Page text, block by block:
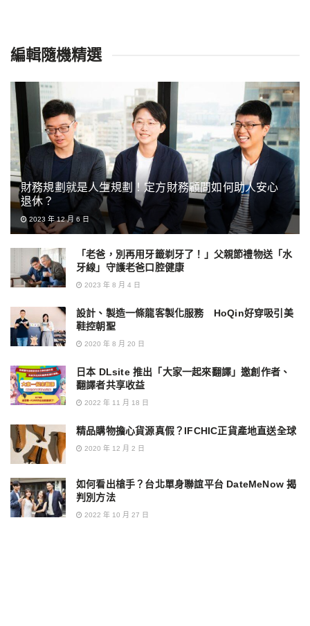
編輯隨機精選
財務規劃就是人生規劃！定方財務顧問如何助人安心
退休？
2023 年 12 月 6 日
「老爸，別再用牙籤剃牙了！」父親節禮物送「水
牙線」守護老爸口腔健康
2023 年 8 月 4 日
設計、製造一條龍客製化服務 HoQin好穿吸引美
鞋控朝聖
2020 年 8 月 20 日
日本 DLsite 推出「大家一起來翻譯」邀創作者、
翻譯者共享收益
2022 年 11 月 18 日
精品購物擔心貨源真假？IFCHIC正貨產地直送全球
2020 年 12 月 2 日
如何看出槍手？台北單身聯誼平台 DateMeNow 揭
判別方法
2022 年 10 月 27 日